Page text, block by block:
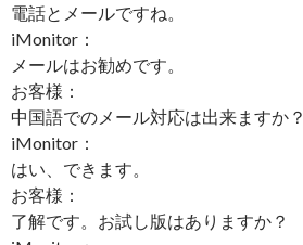
電話とメールですね。
iMonitor：
メールはお勧めです。
お客様：
中国語でのメール対応は出来ますか？
iMonitor：
はい、できます。
お客様：
了解です。お試し版はありますか？